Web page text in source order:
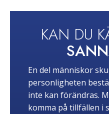
KAN DU
En del människor
personligheten
inte kan förändras.
komma på tillfällen i